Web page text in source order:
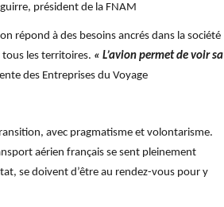
président de la FNAM
répond à des besoins ancrés dans la société
tous les territoires. « L’avion permet de voir sa
des Entreprises du Voyage
avec pragmatisme et volontarisme.
aérien français se sent pleinement
se doivent d’être au rendez-vous pour y